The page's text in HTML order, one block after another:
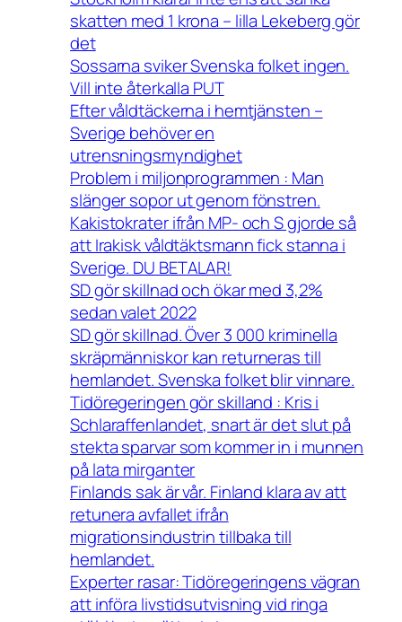
skatten med 1 krona – lilla Lekeberg gör
det
Sossarna sviker Svenska folket ingen.
Vill inte återkalla PUT
Efter våldtäckerna i hemtjänsten –
Sverige behöver en
utrensningsmyndighet
Problem i miljonprogrammen : Man
slänger sopor ut genom fönstren.
Kakistokrater ifrån MP- och S gjorde så
att Irakisk våldtäktsmann fick stanna i
Sverige. DU BETALAR!
SD gör skillnad och ökar med 3,2%
sedan valet 2022
SD gör skillnad. Över 3 000 kriminella
skräpmänniskor kan returneras till
hemlandet. Svenska folket blir vinnare.
Tidöregeringen gör skilland : Kris i
Schlaraffenlandet, snart är det slut på
stekta sparvar som kommer in i munnen
på lata mirganter
Finlands sak är vår. Finland klara av att
retunera avfallet ifrån
migrationsindustrin tillbaka till
hemlandet.
Experter rasar: Tidöregeringens vägran
att införa livstidsutvisning vid ringa